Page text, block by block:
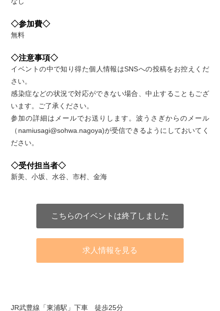
◇参加費◇
無料
◇注意事項◇
イベントの中で知り得た個人情報はSNSへの投稿をお控えくだ
さい。
感染症などの状況で対応ができない場合、中止することもござ
います。ご了承ください。
参加の詳細はメールでお送りします。波うさぎからのメール
（namiusagi@sohwa.nagoya)が受信できるようにしておいてく
ださい。
◇受付担当者◇
新美、小坂、水谷、市村、金海
こちらのイベントは終了しました
求人情報を見る
JR武豊線「東浦駅」下車 徒歩25分